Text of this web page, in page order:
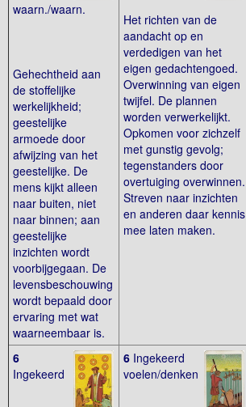
waarn./waarn.
Gehechtheid aan
de stoffelijke
werkelijkheid;
geestelijke
armoede door
afwijzing van het
geestelijke. De
mens kijkt alleen
naar buiten, niet
naar binnen; aan
geestelijke
inzichten wordt
voorbijgegaan. De
levensbeschouwing
wordt bepaald door
ervaring met wat
waarneembaar is.
Het richten van de
aandacht op en
verdedigen van het
eigen gedachtengoed.
Overwinning van eigen
twijfel. De plannen
worden verwerkelijkt.
Opkomen voor zichzelf
met gunstig gevolg;
tegenstanders door
overtuiging overwinnen.
Streven naar inzichten
en anderen daar kennis
mee laten maken.
6
Ingekeerd
6 Ingekeerd
voelen/denken